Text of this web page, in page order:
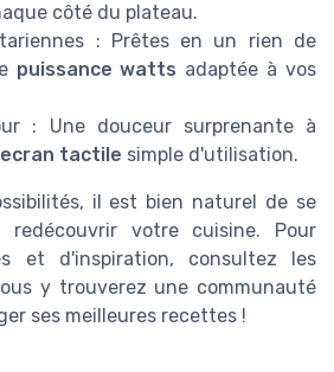
côté du plateau.
: Prêtes en un rien de
puissance watts adaptée à vos
: Une douceur surprenante à
ecran tactile simple d'utilisation.
il est bien naturel de se
redécouvrir votre cuisine. Pour
et d'inspiration, consultez les
y trouverez une communauté
ses meilleures recettes !